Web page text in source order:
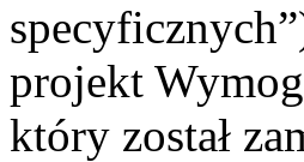
projekt
który został